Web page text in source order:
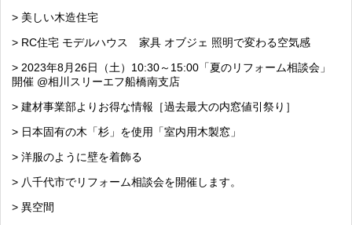
> 美しい木造住宅
> RC住宅 モデルハウス 家具 オブジェ 照明で変わる空気感
> 2023年8月26日（土）10:30～15:00「夏のリフォーム相談会」
開催 @相川スリーエフ船橋南支店
> 建材事業部よりお得な情報［過去最大の内窓値引祭り］
> 日本固有の木「杉」を使用「室内用木製窓」
> 洋服のように壁を着飾る
> 八千代市でリフォーム相談会を開催します。
> 異空間